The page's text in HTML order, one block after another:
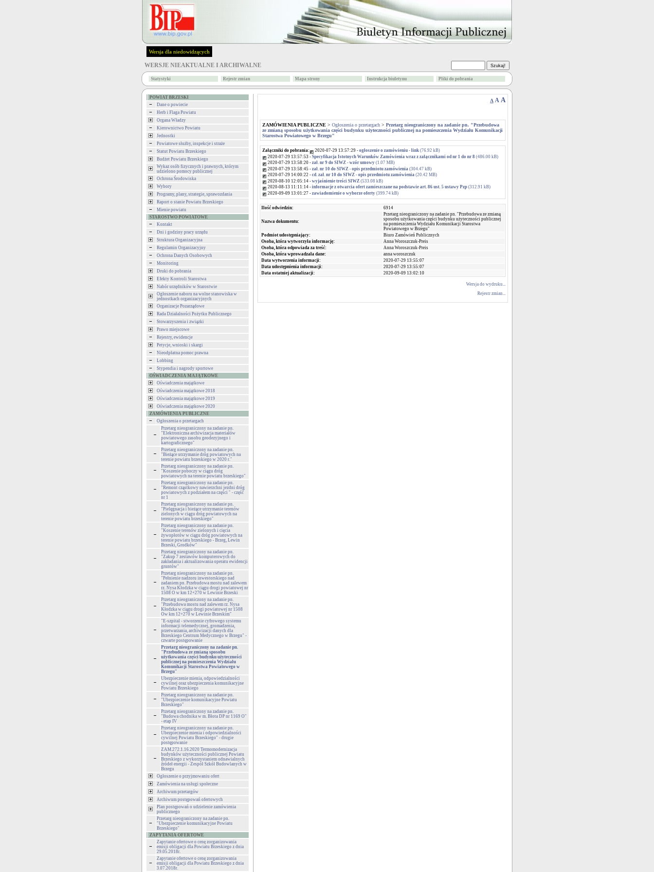
Wersja dla niedowidzących
WERSJE NIEAKTUALNE I ARCHIWALNE
Statystyki Rejestr zmian Mapa strony Instrukcja biuletynu Pliki do pobrania
POWIAT BRZESKI
Dane o powiecie
Herb i Flaga Powiatu
Organa Władzy
Kierownictwo Powiatu
Jednostki
Powiatowe służby, inspekcje i straże
Statut Powiatu Brzeskiego
Budżet Powiatu Brzeskiego
Wykaz osób fizycznych i prawnych, którym
udzielono pomocy publicznej
Ochrona Środowiska
Wybory
Programy, plany, strategie, sprawozdania
Raport o stanie Powiatu Brzeskiego
Mienie powiatu
STAROSTWO POWIATOWE
Kontakt
Dni i godziny pracy urzędu
Struktura Organizacyjna
Regulamin Organizacyjny
Ochrona Danych Osobowych
Monitoring
Druki do pobrania
Efekty Kontroli Starostwa
Nabór urzędników w Starostwie
Ogłoszenie naboru na wolne stanowiska w
jednostkach organizacyjnych
Organizacje Pozarządowe
Rada Działalności Pożytku Publicznego
Stowarzyszenia i związki
Prawo miejscowe
Rejestry, ewidencje
Petycje, wnioski i skargi
Nieodpłatna pomoc prawna
Lobbing
Stypendia i nagrody sportowe
OŚWIADCZENIA MAJĄTKOWE
Oświadczenia majątkowe
Oświadczenia majątkowe 2018
Oświadczenia majątkowe 2019
Oświadczenia majątkowe 2020
ZAMÓWIENIA PUBLICZNE
Ogłoszenia o przetargach
Przetarg nieograniczony na zadanie pn.
"Elektroniczna archiwizacja materiałów
powiatowego zasobu geodezyjnego i
kartograficznego"
Przetarg nieograniczony na zadanie pn.
"Bieżące utrzymanie dróg powiatowych na
terenie powiatu brzeskiego w 2020 r."
Przetarg nieograniczony na zadanie pn.
"Koszenie poboczy w ciągu dróg
powiatowych na terenie powiatu brzeskiego"
Przetarg nieograniczony na zadanie pn.
"Remont cząstkowy nawierzchni jezdni dróg
powiatowych z podziałem na części " - część
nr 1
Przetarg nieograniczony na zadanie pn.
"Pielęgnacja i bieżące utrzymanie terenów
zielonych w ciągu dróg powiatowych na
terenie powiatu brzeskiego"
Przetarg nieograniczony na zadanie pn.
"Koszenie terenów zielonych i cięcia
żywopłotów w ciągu dróg powiatowych na
terenie powiatu brzeskiego - Brzeg, Lewin
Brzeski, Grodków"
Przetarg nieograniczony na zadanie pn.
"Zakup 7 zestawów komputerowych do
zakładania i aktualizowania operatu ewidencji
gruntów"
Przetarg nieograniczony na zadanie pn.
"Pełnienie nadzoru inwestorskiego nad
zadaniem pn. Przebudowa mostu nad zalewem
rz. Nysa Kłodzka w ciągu drogi powiatowej nr
1508 O w km 12+270 w Lewinie Brzeski
Przetarg nieograniczony na zadanie pn.
"Przebudowa mostu nad zalewem rz. Nysa
Kłodzka w ciągu drogi powiatowej nr 1508
Ow km 12+270 w Lewinie Brzeskim"
"E-szpital - stworzenie cyfrowego systemu
informacji telemedycznej, gromadzenia,
przetwarzania, archiwizacji danych dla
Brzeskiego Centrum Medycznego w Brzegu" -
czwarte postępowanie
Przetarg nieograniczony na zadanie pn.
"Przebudowa ze zmianą sposobu
użytkowania części budynku użyteczności
publicznej na pomieszczenia Wydziału
Komunikacji Starostwa Powiatowego w
Brzegu"
Ubezpieczenie mienia, odpowiedzialności
cywilnej oraz ubezpieczenia komunikacyjne
Powiatu Brzeskiego
Przetarg nieograniczony na zadanie pn.
"Ubezpieczenie komunikacyjne Powiatu
Brzeskiego"
Przetarg nieograniczony na zadanie pn.
"Budowa chodnika w m. Błota DP nr 1169 O"
- etap IV
Przetarg nieograniczony na zadanie pn.
Ubezpieczenie mienia i odpowiedzialności
cywilnej Powiatu Brzeskiego" - drugie
postępowanie
ZAM.272.1.16.2020 Termomodernizacja
budynków użyteczności publicznej Powiatu
Brzeskiego z wykorzystaniem odnawialnych
źródeł energii - Zespół Szkół Budowlanych w
Brzegu
Ogłoszenie o przyjmowaniu ofert
Zamówienia na usługi społeczne
Archiwum przetargów
Archiwum postępowań ofertowych
Plan postępowań o udzielenie zamówienia
publicznego
Przetarg nieograniczony na zadanie pn.
"Ubezpieczenie komunikacyjne Powiatu
Brzeskiego"
ZAPYTANIA OFERTOWE
Zapytanie ofertowe o cenę zorganizowania
emisji obligacji dla Powiatu Brzeskiego z dnia
29.05.2018r.
Zapytanie ofertowe o cenę zorganizowania
emisji obligacji dla Powiatu Brzeskiego z dnia
3.07.2018r.
A A A
ZAMÓWIENIA PUBLICZNE > Ogłoszenia o przetargach > Przetarg nieograniczony na zadanie pn. "Przebudowa
ze zmianą sposobu użytkowania części budynku użyteczności publicznej na pomieszczenia Wydziału Komunikacji
Starostwa Powiatowego w Brzegu"
Załączniki do pobrania: 2020-07-29 13:57:29 - ogłoszenie o zamówieniu - link (76.92 kB)
2020-07-29 13:57:53 - Specyfikacja Istotnych Warunków Zamówienia wraz z załącznikami od nr 1 do nr 8 (486.00 kB)
2020-07-29 13:58:20 - zał. nr 9 do SIWZ - wzór umowy (1.07 MB)
2020-07-29 13:58:45 - zał. nr 10 do SIWZ - opis przedmiotu zamówienia (304.47 kB)
2020-07-29 14:00:22 - cd. zał. nr 10 do SIWZ - opis przedmiotu zamówienia (20.42 MB)
2020-08-10 12:05:14 - wyjaśnienie treści SIWZ (533.08 kB)
2020-08-13 11:11:14 - informacje z otwarcia ofert zamieszczane na podstawie art. 86 ust. 5 ustawy Pzp (312.91 kB)
2020-09-09 13:01:27 - zawiadomienie o wyborze oferty (399.74 kB)
Ilość odwiedzin: 6914
Nazwa dokumentu:
Przetarg nieograniczony na zadanie pn. "Przebudowa ze zmianą
sposobu użytkowania części budynku użyteczności publicznej
na pomieszczenia Wydziału Komunikacji Starostwa
Powiatowego w Brzegu"
Podmiot udostępniający:
Biuro Zamówień Publicznych
Osoba, która wytworzyła informację:
Anna Woroszczuk-Preis
Osoba, która odpowiada za treść:
Anna Woroszczuk-Preis
Osoba, która wprowadzała dane:
anna woroszczuk
Data wytworzenia informacji:
2020-07-29 13:55:07
Data udostępnienia informacji:
2020-07-29 13:55:07
Data ostatniej aktualizacji:
2020-09-09 13:02:10
Wersja do wydruku...
Rejestr zmian...